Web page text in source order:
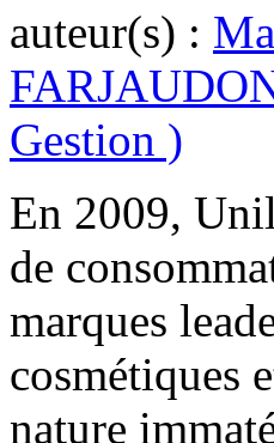
auteur(s) :
Gestion )
En 2009,
de
marques
cosmétiques
nature